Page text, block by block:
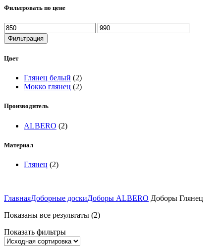
Фильтровать по цене
Минимальная
цена
Максимальная
цена
Фильтрация
Цвет
Глянец белый (2)
Мокко глянец (2)
Производитель
ALBERO (2)
Материал
Глянец (2)
ГлавнаяДоборные доскиДоборы ALBERO Доборы Глянец
Показаны все результаты (2)
Показать фильтры